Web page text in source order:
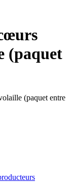
(paquet